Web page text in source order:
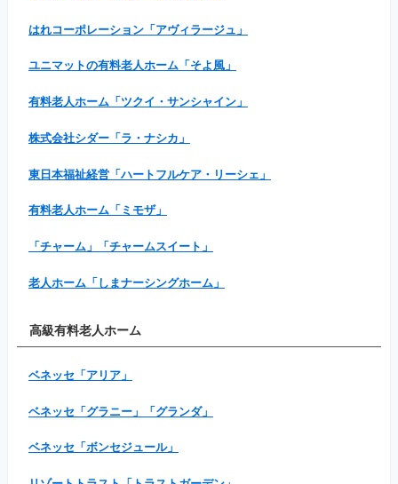
はれコーポレーション「アヴィラージュ」
ユニマットの有料老人ホーム「そよ風」
有料老人ホーム「ツクイ・サンシャイン」
株式会社シダー「ラ・ナシカ」
東日本福祉経営「ハートフルケア・リーシェ」
有料老人ホーム「ミモザ」
「チャーム」「チャームスイート」
老人ホーム「しまナーシングホーム」
高級有料老人ホーム
ベネッセ「アリア」
ベネッセ「グラニー」「グランダ」
ベネッセ「ボンセジュール」